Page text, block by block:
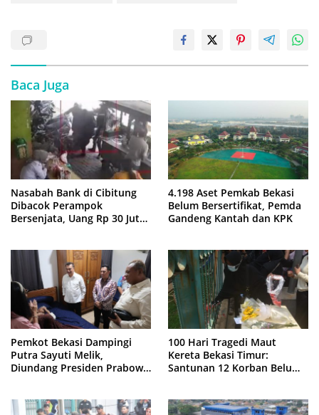
Baca Juga
Nasabah Bank di Cibitung
Dibacok Perampok
Bersenjata, Uang Rp 30 Juta
4.198 Aset Pemkab Bekasi
Belum Bersertifikat, Pemda
Gandeng Kantah dan KPK
Pemkot Bekasi Dampingi
Putra Sayuti Melik,
Diundang Presiden Prabowo
100 Hari Tragedi Maut
Kereta Bekasi Timur:
Santunan 12 Korban Belum